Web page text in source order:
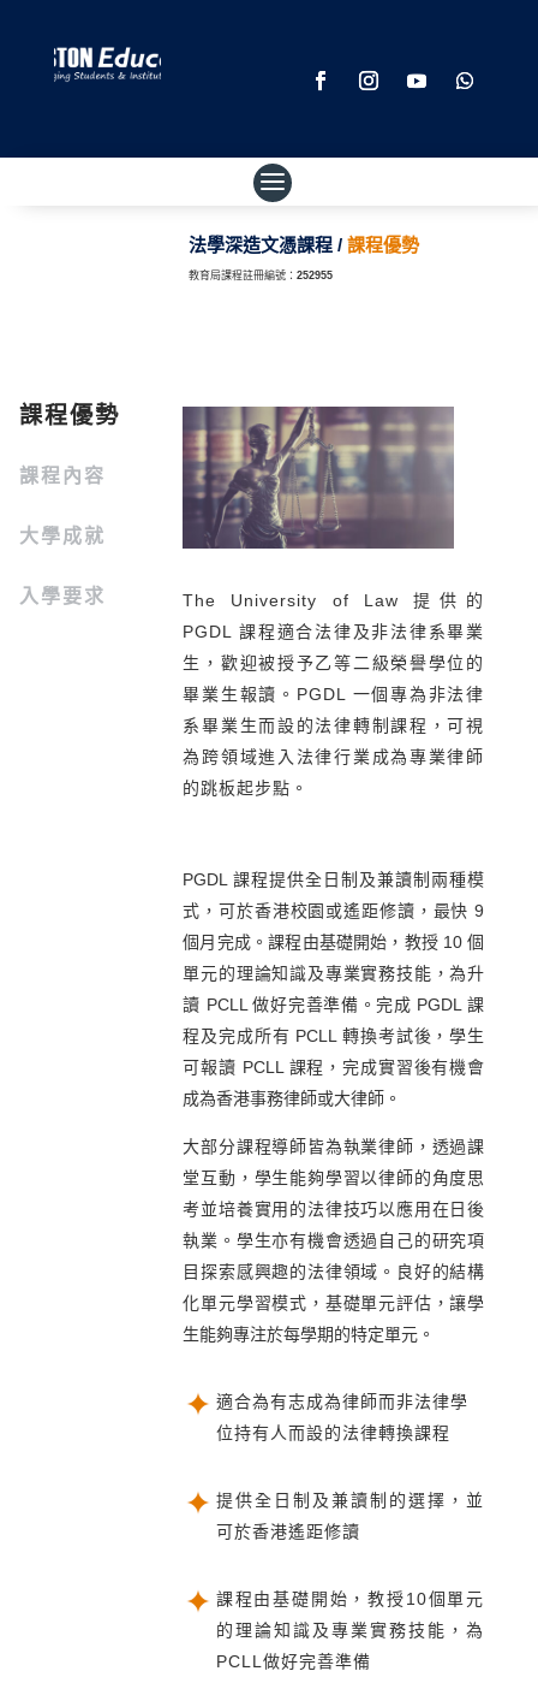
法學深造文憑課程 / 課程優勢
教育局課程註冊編號： 252955
The University of Law 提供的
PGDL 課程適合法律及非法律系畢業
生，歡迎被授予乙等二級榮譽學位的
畢業生報讀。PGDL 一個專為非法律
系畢業生而設的法律轉制課程，可視
為跨領域進入法律行業成為專業律師
的跳板起步點。
PGDL 課程提供全日制及兼讀制兩種模
式，可於香港校園或遙距修讀，最快 9
個月完成。課程由基礎開始，教授 10 個
單元的理論知識及專業實務技能，為升
讀 PCLL 做好完善準備。完成 PGDL 課
程及完成所有 PCLL 轉換考試後，學生
可報讀 PCLL 課程，完成實習後有機會
成為香港事務律師或大律師。
大部分課程導師皆為執業律師，透過課
堂互動，學生能夠學習以律師的角度思
考並培養實用的法律技巧以應用在日後
執業。學生亦有機會透過自己的研究項
目探索感興趣的法律領域。良好的結構
化單元學習模式，基礎單元評估，讓學
生能夠專注於每學期的特定單元。
適合為有志成為律師而非法律學
位持有人而設的法律轉換課程
提供全日制及兼讀制的選擇，並
可於香港遙距修讀
課程由基礎開始，教授10個單元
的理論知識及專業實務技能，為
PCLL做好完善準備
課程優勢
課程內容
大學成就
入學要求